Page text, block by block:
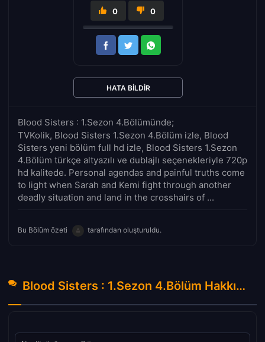
Blood Sisters : 1.Sezon 4.Bölümünde;
TVKolik, Blood Sisters 1.Sezon 4.Bölüm izle, Blood
Sisters yeni bölüm full hd izle, Blood Sisters 1.Sezon
4.Bölüm türkçe altyazılı ve dublajlı seçenekleriyle 720p
hd kalitede. Personal agendas and painful truths come
to light when Sarah and Kemi fight through another
deadly situation and land in the crosshairs of ...
Bu Bölüm özeti tarafından oluşturuldu.
0 0
HATA BILDIR
Blood Sisters : 1.Sezon 4.Bölüm Hakkında Yorumlar